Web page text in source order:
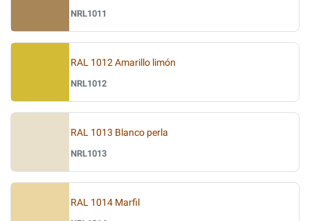
NRL1011
RAL 1012 Amarillo limón
NRL1012
RAL 1013 Blanco perla
NRL1013
RAL 1014 Marfil